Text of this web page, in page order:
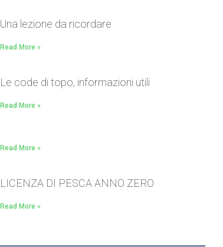
Una lezione da ricordare
Read More »
Le code di topo, informazioni utili
Read More »
Read More »
LICENZA DI PESCA ANNO ZERO
Read More »